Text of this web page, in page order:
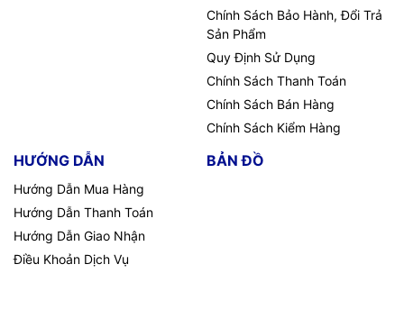
Chính Sách Bảo Hành, Đổi Trả
Sản Phẩm
Quy Định Sử Dụng
Chính Sách Thanh Toán
Chính Sách Bán Hàng
Chính Sách Kiểm Hàng
HƯỚNG DẪN
Hướng Dẫn Mua Hàng
Hướng Dẫn Thanh Toán
Hướng Dẫn Giao Nhận
Điều Khoản Dịch Vụ
BẢN ĐỒ